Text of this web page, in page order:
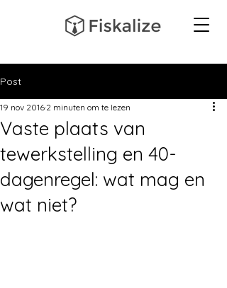
Post
Vaste plaats van
tewerkstelling en 40-
dagenregel: wat mag en
wat niet?
19 nov 2016 2 minuten om te lezen